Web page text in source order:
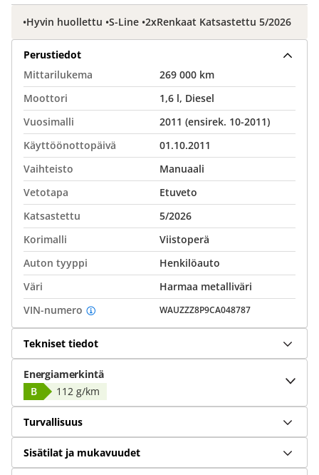
•Hyvin huollettu •S-Line •2xRenkaat Katsastettu 5/2026
Perustiedot
Mittarilukema
269 000 km
Moottori
1,6 l, Diesel
Vuosimalli
2011 (ensirek. 10-2011)
Käyttöönottopäivä
01.10.2011
Vaihteisto
Manuaali
Vetotapa
Etuveto
Katsastettu
5/2026
Korimalli
Viistoperä
Auton tyyppi
Henkilöauto
Väri
Harmaa metalliväri
VIN-numero
WAUZZZ8P9CA048787
Tekniset tiedot
Energiamerkintä
B
112 g/km
Turvallisuus
Sisätilat ja mukavuudet